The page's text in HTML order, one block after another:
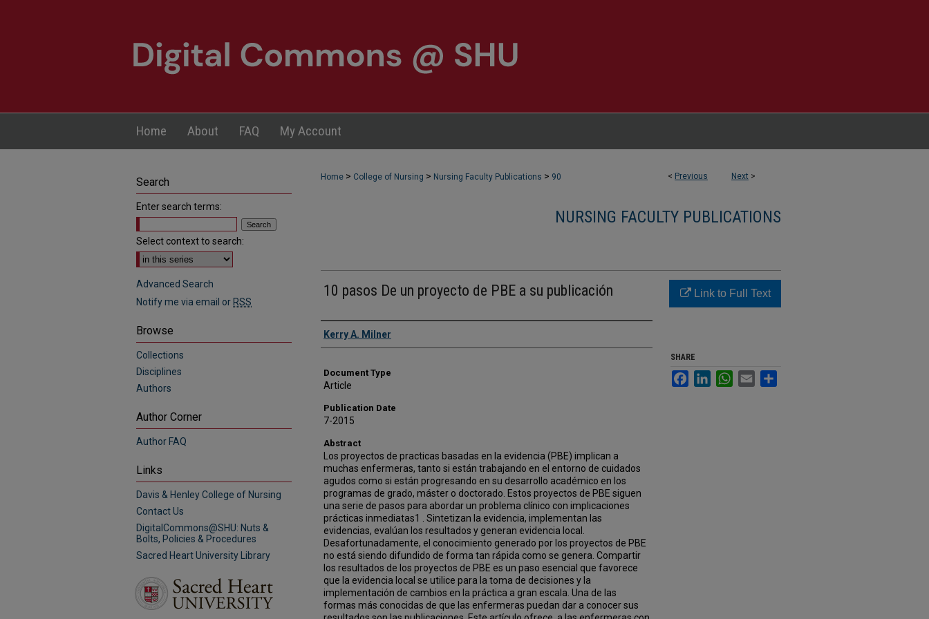
Home About FAQ My Account
< Previous Next >
Home > College of Nursing > Nursing Faculty Publications > 90
NURSING FACULTY PUBLICATIONS
10 pasos De un proyecto de PBE a su publicación
Authors
Kerry A. Milner
Document Type
Article
Publication Date
7-2015
Abstract
Los proyectos de practicas basadas en la evidencia (PBE) implican a
muchas enfermeras, tanto si están trabajando en el entorno de cuidados
agudos como si están progresando en su desarrollo académico en los
programas de grado, máster o doctorado. Estos proyectos de PBE siguen
una serie de pasos para abordar un problema clínico con implicaciones
prácticas inmediatas1 . Sintetizan la evidencia, implementan las
evidencias, evalúan los resultados y generan evidencia local.
Desafortunadamente, el conocimiento generado por los proyectos de PBE
no está siendo difundido de forma tan rápida como se genera. Compartir
los resultados de los proyectos de PBE es un paso esencial que favorece
que la evidencia local se utilice para la toma de decisiones y la
implementación de cambios en la práctica a gran escala. Una de las
formas más conocidas de que las enfermeras puedan dar a conocer sus
Link to Full Text
SHARE
FacebookLinkedInWhatsApp
Email
Search
Enter search terms:
Select context to search:
Advanced Search
Notify me via email or RSS
Browse
Collections
Disciplines
Authors
Author Corner
Author FAQ
Links
Davis & Henley College of Nursing
Contact Us
DigitalCommons@SHU: Nuts &
Bolts, Policies & Procedures
Sacred Heart University Library